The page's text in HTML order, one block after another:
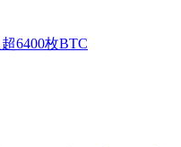
6400枚BTC